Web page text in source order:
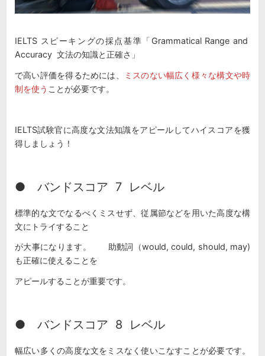
IELTS スピーキングの採点基準「Grammatical Range and
Accuracy 文法の知識と正確さ」
で高い評価を得るためには、
ミスのない幅広く様々な構文や時
制を使う ことが必要です。
IELTS試験官に高度な文法知識をアピールしてハイスコアを獲
得しましょう！
● バンドスコア 7 レベル
標準的な文でなるべくミスせず、従属節などを用いた高度な構
文にトライすること
が大事になります。 助動詞（would, could, should, may)
も正確に使えることを
アピールすることが重要です。
● バンドスコア 8 レベル
幅広い多くの高度な文をミスなく使いこなすことが必要です。